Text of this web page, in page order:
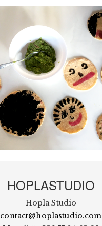
HOPLASTUDIO
Hopla Studio
contact@hoplastudio.com